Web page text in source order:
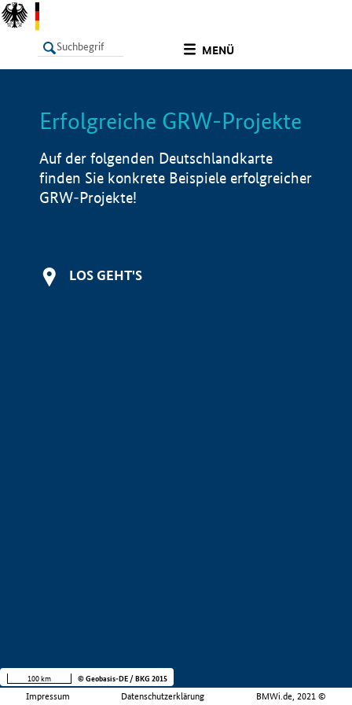
MENÜ
LISTE Info
Erfolgreiche GRW-Projekte
Auf der folgenden Deutschlandkarte
finden Sie konkrete Beispiele erfolgreicher
GRW-Projekte!
LOS GEHT'S
Impressum Datenschutzerklärung BMWi.de, 2021 ©
100 km © Geobasis-DE / BKG 2015